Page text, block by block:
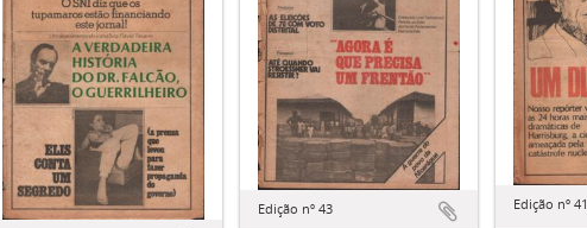
Edição nº 41
Edição nº 43